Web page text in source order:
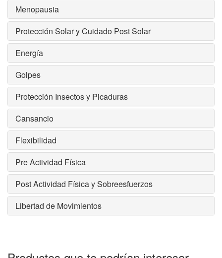
Menopausia
Protección Solar y Cuidado Post Solar
Energía
Golpes
Protección Insectos y Picaduras
Cansancio
Flexibilidad
Pre Actividad Física
Post Actividad Física y Sobreesfuerzos
Libertad de Movimientos